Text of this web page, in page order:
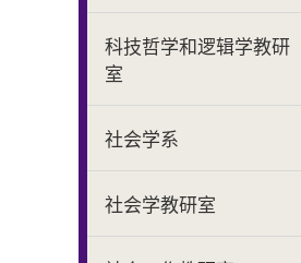
科技哲学和逻辑学教研
室
社会学系
社会学教研室